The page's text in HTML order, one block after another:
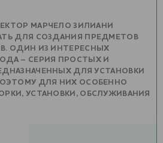
МАРЧЕЛО ЗИЛИАНИ
ДЛЯ СОЗДАНИЯ ПРЕДМЕТОВ
ОДИН ИЗ ИНТЕРЕСНЫХ
– СЕРИЯ ПРОСТЫХ И
ДЛЯ УСТАНОВКИ
ДЛЯ НИХ ОСОБЕННО
УСТАНОВКИ, ОБСЛУЖИВАНИЯ